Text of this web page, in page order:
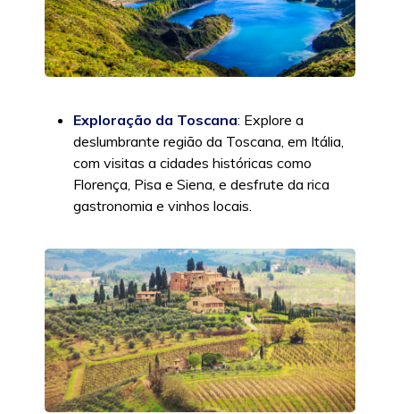
Exploração da Toscana: Explore a
deslumbrante região da Toscana, em Itália,
com visitas a cidades históricas como
Florença, Pisa e Siena, e desfrute da rica
gastronomia e vinhos locais.